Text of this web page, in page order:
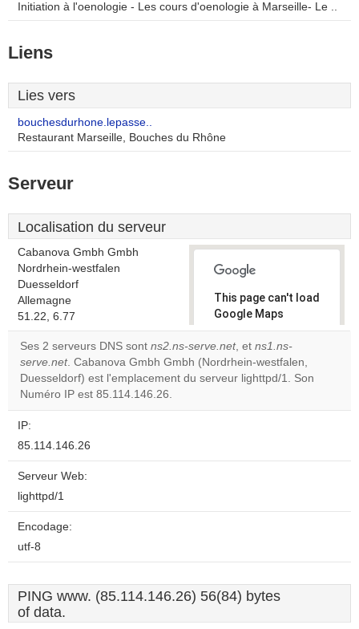
Initiation à l'oenologie - Les cours d'oenologie à Marseille- Le ..
Liens
Lies vers
bouchesdurhone.lepasse..
Restaurant Marseille, Bouches du Rhône
Serveur
Localisation du serveur
Cabanova Gmbh Gmbh
Nordrhein-westfalen
Duesseldorf
Allemagne
51.22, 6.77
This page can't load
Google Maps
correctly.
Do you
own this
OK
Ses 2 serveurs DNS sont ns2.ns-serve.net, et ns1.ns-
serve.net. Cabanova Gmbh Gmbh (Nordrhein-westfalen,
Duesseldorf) est l'emplacement du serveur lighttpd/1. Son
Numéro IP est 85.114.146.26.
IP:
85.114.146.26
Serveur Web:
lighttpd/1
Encodage:
utf-8
PING www. (85.114.146.26) 56(84) bytes
of data.